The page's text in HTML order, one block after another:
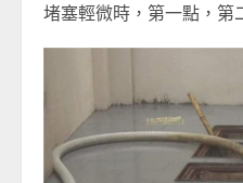
堵塞輕微時，第一點，第